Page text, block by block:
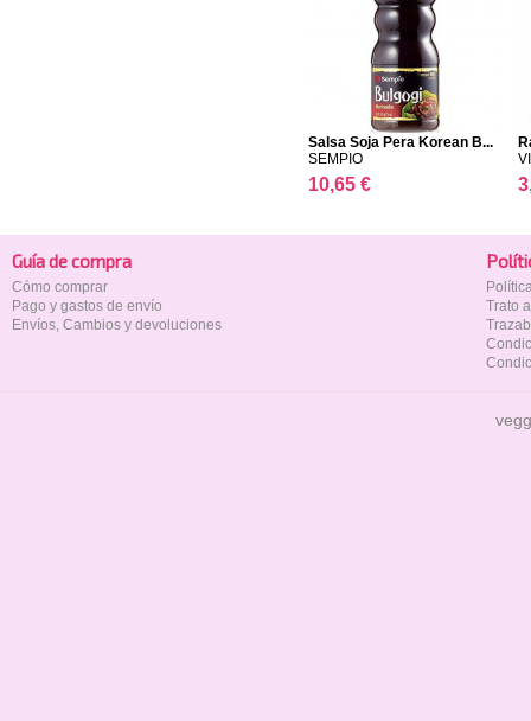
Salsa Soja Pera Korean B...
SEMPIO
10,65 €
Guía de compra
Cómo comprar
Pago y gastos de envío
Envíos, Cambios y devoluciones
Trato